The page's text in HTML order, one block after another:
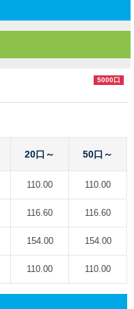
5000口
20口～ 50口～
110.00 110.00
116.60 116.60
154.00 154.00
110.00 110.00